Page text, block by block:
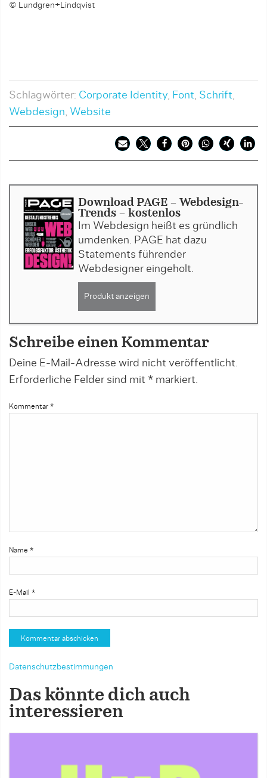
© Lundgren+Lindqvist
Schlagwörter: Corporate Identity, Font, Schrift,
Webdesign, Website
Download PAGE - Webdesign-
Trends - kostenlos
Im Webdesign heißt es gründlich
umdenken. PAGE hat dazu
Statements führender
Webdesigner eingeholt.
Produkt anzeigen
Schreibe einen Kommentar
Deine E-Mail-Adresse wird nicht veröffentlicht.
Erforderliche Felder sind mit * markiert.
Kommentar *
Name *
E-Mail *
Datenschutzbestimmungen
Das könnte dich auch
interessieren